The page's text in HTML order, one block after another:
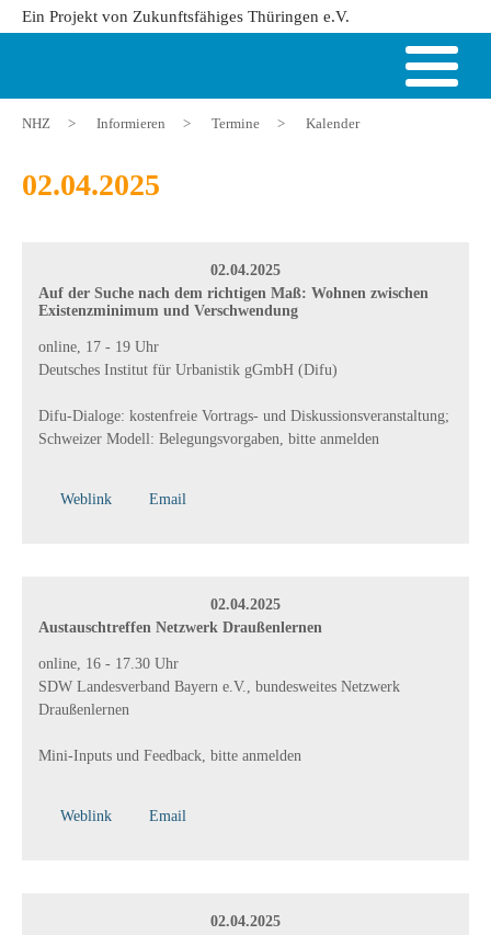
Ein Projekt von Zukunftsfähiges Thüringen e.V.
NHZ > Informieren > Termine > Kalender
02.04.2025
02.04.2025
Auf der Suche nach dem richtigen Maß: Wohnen zwischen
Existenzminimum und Verschwendung
online, 17 - 19 Uhr
Deutsches Institut für Urbanistik gGmbH (Difu)
Difu-Dialoge: kostenfreie Vortrags- und Diskussionsveranstaltung;
Schweizer Modell: Belegungsvorgaben, bitte anmelden
Weblink Email
02.04.2025
Austauschtreffen Netzwerk Draußenlernen
online, 16 - 17.30 Uhr
SDW Landesverband Bayern e.V., bundesweites Netzwerk
Draußenlernen
Mini-Inputs und Feedback, bitte anmelden
Weblink Email
02.04.2025